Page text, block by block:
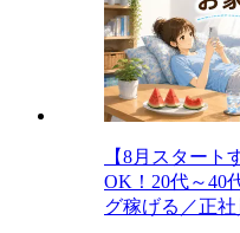
【8月スタート
OK！20代～40
グ稼げる／正社